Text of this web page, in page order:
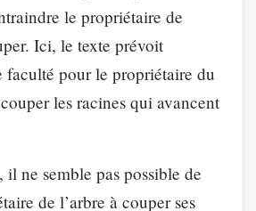
le propriétaire de
Ici, le texte prévoit
faculté pour le propriétaire du
les racines qui avancent
il ne semble pas possible de
de l’arbre à couper ses